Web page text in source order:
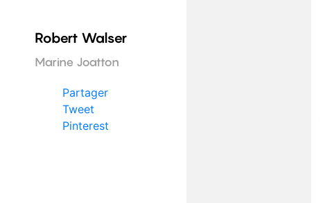
Robert Walser
Marine Joatton
Partager
Tweet
Pinterest